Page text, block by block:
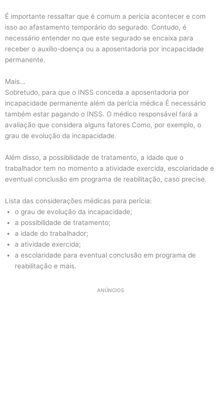
É importante ressaltar que é comum a perícia acontecer e com
isso ao afastamento temporário do segurado. Contudo, é
necessário entender no que este segurado se encaixa para
receber o auxílio-doença ou a aposentadoria por incapacidade
permanente.
Mais…
Sobretudo, para que o INSS conceda a aposentadoria por
incapacidade permanente além da perícia médica É necessário
também estar pagando o INSS. O médico responsável fará a
avaliação que considera alguns fatores Como, por exemplo, o
grau de evolução da incapacidade.
Além disso, a possibilidade de tratamento, a idade que o
trabalhador tem no momento a atividade exercida, escolaridade e
eventual conclusão em programa de reabilitação, caso precise.
Lista das considerações médicas para perícia:
o grau de evolução da incapacidade;
a possibilidade de tratamento;
a idade do trabalhador;
a atividade exercida;
a escolaridade para eventual conclusão em programa de
reabilitação e mais.
ANÚNCIOS